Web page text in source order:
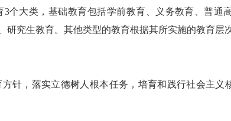
大类，基础教育包括学前教育、义务教育、普通
究生教育。其他类型的教育根据其所实施的教育层
，落实立德树人根本任务，培育和践行社会主义